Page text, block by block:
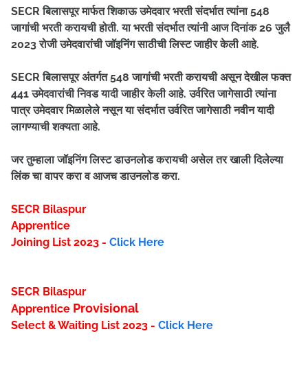
SECR बिलासपूर मार्फत शिकाऊ उमेदवार भरती संदर्भात त्यांना 548
जागांची भरती करायची होती. या भरती संदर्भात त्यांनी आज दिनांक 26 जुलै
2023 रोजी उमेदवारांची जॉइनिंग साठीची लिस्ट जाहीर केली आहे.
SECR बिलासपूर अंतर्गत 548 जागांची भरती करायची असून देखील फक्त
441 उमेदवारांची निवड यादी जाहीर केली आहे. उर्वरित जागेसाठी त्यांना
पात्र उमेदवार मिळालेले नसून या संदर्भात उर्वरित जागेसाठी नवीन यादी
लागण्याची शक्यता आहे.
जर तुम्हाला जॉइनिंग लिस्ट डाउनलोड करायची असेल तर खाली दिलेल्या
लिंक चा वापर करा व आजच डाउनलोड करा.
SECR Bilaspur
Apprentice
Joining List 2023 - Click Here
SECR Bilaspur
Apprentice Provisional
Select & Waiting List 2023 - Click Here